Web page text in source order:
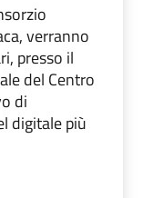
verranno
presso il
del Centro
di
digitale più